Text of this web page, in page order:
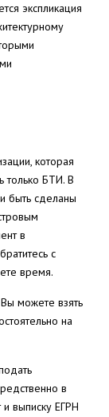
экспликация
которая
только БТИ. В
быть сделаны
в
с
время.
можете взять
на
в
и выписку ЕГРН